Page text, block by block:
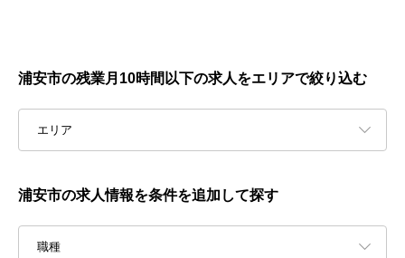
浦安市の残業月10時間以下の求人をエリアで絞り込む
エリア
浦安市の求人情報を条件を追加して探す
職種